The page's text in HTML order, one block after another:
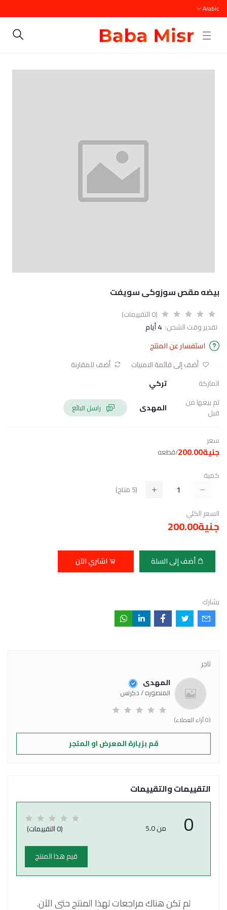
Arabic
بيضه مقص سوزوكى سويفت
(0 التقييمات)
تقدير وقت الشحن: 4 أيام
استفسار عن المنتج
أضف إلى قائمة الامنيات
أضف للمقارنة
الماركة
تركي
تم بيعها من
قبل
المهدى
سعر
جنية200.00 /قطعه
كمية
(
5 متاح)
السعر الكلي
جنية200.00
أضف إلى السلة اشتري الآن
يشارك
تاجر
المهدى
المنصوره / دكرنس
(0 آراء العملاء)
قم بزيارة المعرض او المتجر
التقييمات والتقييمات
0 من 5.0 (0 التقييمات)
قيم هذا المنتج
لم تكن هناك مراجعات لهذا المنتج حتى الآن.